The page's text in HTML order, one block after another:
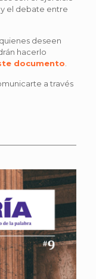
el debate entre
deseen
hacerlo
documento
a través